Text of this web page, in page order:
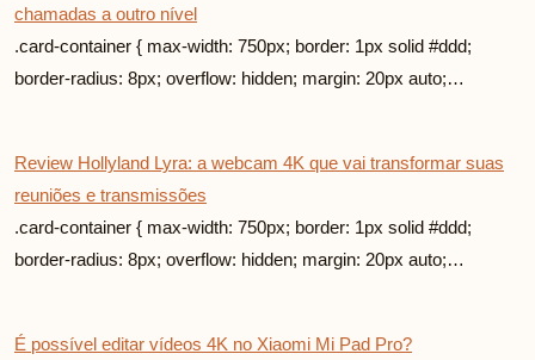
chamadas a outro nível
.card-container { max-width: 750px; border: 1px solid #ddd;
border-radius: 8px; overflow: hidden; margin: 20px auto;…
Review Hollyland Lyra: a webcam 4K que vai transformar suas
reuniões e transmissões
.card-container { max-width: 750px; border: 1px solid #ddd;
border-radius: 8px; overflow: hidden; margin: 20px auto;…
É possível editar vídeos 4K no Xiaomi Mi Pad Pro?